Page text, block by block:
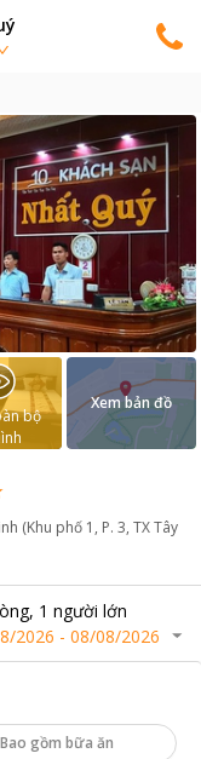
(Khu phố 1, P. 3, TX Tây
, 1 người lớn
2026 - 08/08/2026
bộ
Xem bản đồ
Bao gồm bữa ăn